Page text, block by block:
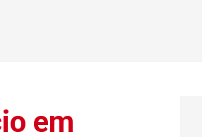
em